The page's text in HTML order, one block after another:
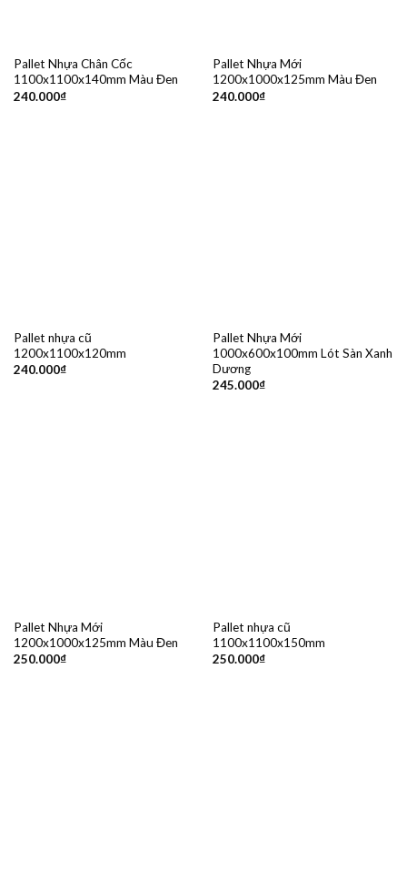
Pallet Nhựa Chân Cốc
1100x1100x140mm Màu Đen
240.000₫
Pallet Nhựa Mới
1200x1000x125mm Màu Đen
240.000₫
Pallet nhựa cũ
1200x1100x120mm
240.000₫
Pallet Nhựa Mới
1000x600x100mm Lót Sàn Xanh
Dương
245.000₫
Pallet Nhựa Mới
1200x1000x125mm Màu Đen
250.000₫
Pallet nhựa cũ
1100x1100x150mm
250.000₫